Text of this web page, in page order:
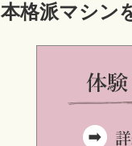
本格派マシン